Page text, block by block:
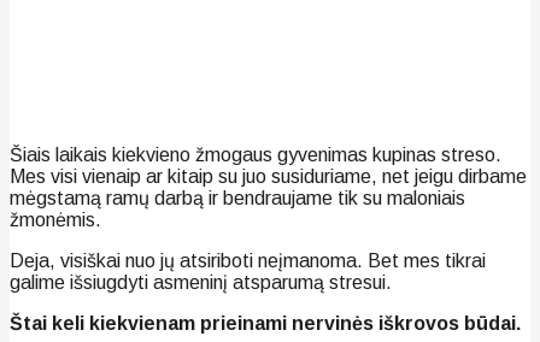
Šiais laikais kiekvieno žmogaus gyvenimas kupinas streso.
Mes visi vienaip ar kitaip su juo susiduriame, net jeigu dirbame
mėgstamą ramų darbą ir bendraujame tik su maloniais
žmonėmis.
Deja, visiškai nuo jų atsiriboti neįmanoma. Bet mes tikrai
galime išsiugdyti asmeninį atsparumą stresui.
Štai keli kiekvienam prieinami nervinės iškrovos būdai.